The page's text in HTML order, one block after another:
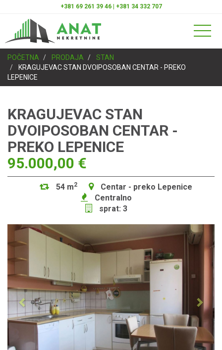
+381 69 261 39 46 | +381 34 332 707
POČETNA PRODAJA
STAN
KRAGUJEVAC STAN DVOIPOSOBAN CENTAR - PREKO
LEPENICE
KRAGUJEVAC STAN
DVOIPOSOBAN CENTAR -
PREKO LEPENICE
95.000,00 €
54 m2
Centar - preko Lepenice
Centralno
sprat: 3
Previous Next